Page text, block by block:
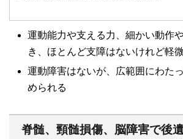
運動能力や支える力、細かい動作
き、ほとんど支障はないけれど軽
運動障害はないが、広範囲にわた
められる
脊髄、頸髄損傷、脳障害で後